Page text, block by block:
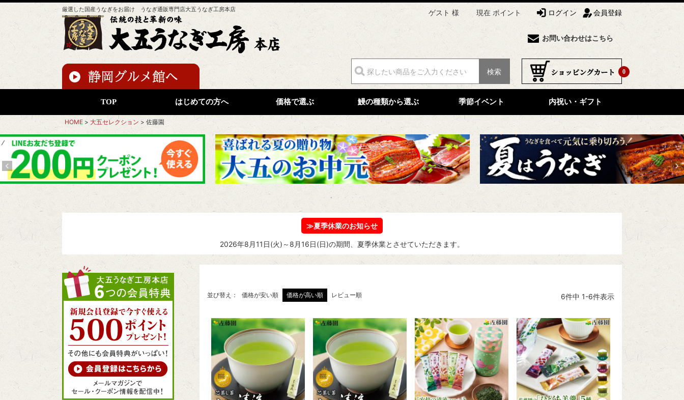
厳選した国産うなぎをお届け うなぎ通販専門店大五うなぎ工房本店 ゲスト 様 現在 ポイント ログイン 会員登録
お問い合わせはこちら
0
検索
TOP はじめての方へ 価格で選ぶ 鰻の種類から選ぶ 季節イベント 内祝い・ギフト
HOME 大五セレクション 佐藤園
≫夏季休業のお知らせ
2026年8月11日(火)～8月16日(日)の期間、夏季休業とさせていただきます。
並び替え 価格が安い順 価格が高い順 レビュー順 6件中 1-6件表示